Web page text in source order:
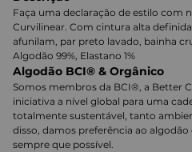
Faça uma declaração de estilo com
Curvilinear. Com cintura alta
afunilam, par preto lavado, bainha
Algodão 99%, Elastano 1%
Algodão BCI® & Orgânico
Somos membros da BCI®, a Better
iniciativa a nível global para uma
totalmente sustentável, tanto
disso, damos preferência ao
sempre que possível.